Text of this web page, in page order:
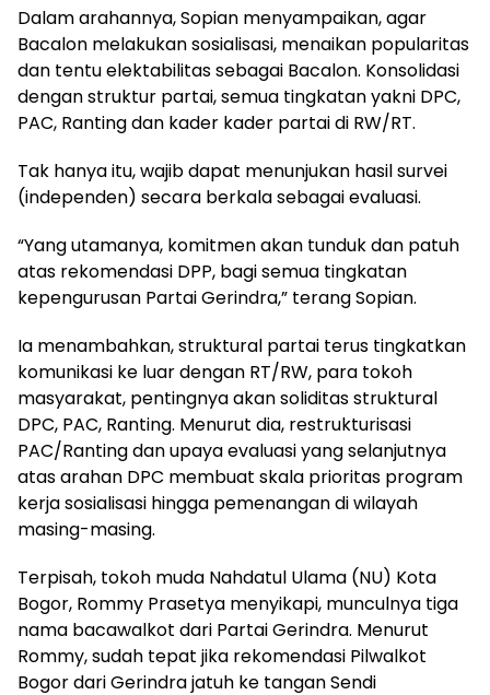
Dalam arahannya, Sopian menyampaikan, agar
Bacalon melakukan sosialisasi, menaikan popularitas
dan tentu elektabilitas sebagai Bacalon. Konsolidasi
dengan struktur partai, semua tingkatan yakni DPC,
PAC, Ranting dan kader kader partai di RW/RT.
Tak hanya itu, wajib dapat menunjukan hasil survei
(independen) secara berkala sebagai evaluasi.
“Yang utamanya, komitmen akan tunduk dan patuh
atas rekomendasi DPP, bagi semua tingkatan
kepengurusan Partai Gerindra,” terang Sopian.
Ia menambahkan, struktural partai terus tingkatkan
komunikasi ke luar dengan RT/RW, para tokoh
masyarakat, pentingnya akan soliditas struktural
DPC, PAC, Ranting. Menurut dia, restrukturisasi
PAC/Ranting dan upaya evaluasi yang selanjutnya
atas arahan DPC membuat skala prioritas program
kerja sosialisasi hingga pemenangan di wilayah
masing-masing.
Terpisah, tokoh muda Nahdatul Ulama (NU) Kota
Bogor, Rommy Prasetya menyikapi, munculnya tiga
nama bacawalkot dari Partai Gerindra. Menurut
Rommy, sudah tepat jika rekomendasi Pilwalkot
Bogor dari Gerindra jatuh ke tangan Sendi